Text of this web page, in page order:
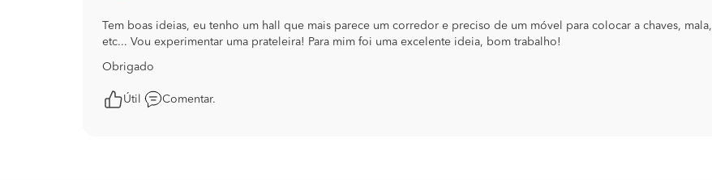
Tem boas ideias, eu tenho um hall que mais parece um corredor e preciso de um móvel para colocar a chaves, mala,
etc... Vou experimentar uma prateleira! Para mim foi uma excelente ideia, bom trabalho!
Obrigado
Útil Comentar.